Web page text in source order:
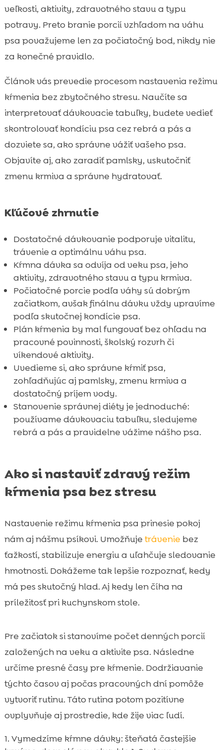
Kontrola hmotnosti: chudnutie a priberanie
bez extrémov
 Pamlsky, odmeny a tréning: koľko je ešte v
poriadku
hnačke a odmietaniu
Hydratácia a kŕmenie: koľko vody
potrebuje pes ku granulám

Doplnky výživy a starostlivosť, ktoré
podporujú výsledky kŕmenia
 Čas kŕmenia počas dňa: ráno, večer a režim
pri práci či škole
veľkosti, aktivity, zdravotného stavu a typu
potravy. Preto branie porcií vzhľadom na váhu
psa považujeme len za počiatočný bod, nikdy nie
za konečné pravidlo.
Článok vás prevedie procesom nastavenia režimu
kŕmenia bez zbytočného stresu. Naučíte sa
interpretovať dávkovacie tabuľky, budete vedieť
skontrolovať kondíciu psa cez rebrá a pás a
dozviete sa, ako správne vážiť vašeho psa.
Objavíte aj, ako zaradiť pamlsky, uskutočniť
zmenu krmiva a správne hydratovať.
Kľúčové zhrnutie
Dostatočné dávkovanie podporuje vitalitu,
trávenie a optimálnu váhu psa.
Kŕmna dávka sa odvíja od veku psa, jeho
aktivity, zdravotného stavu a typu krmiva.
Počiatočné porcie podľa váhy sú dobrým
začiatkom, avšak finálnu dávku vždy upravíme
podľa skutočnej kondície psa.
Plán kŕmenia by mal fungovať bez ohľadu na
pracovné povinnosti, školský rozvrh či
víkendové aktivity.
Uvedieme si, ako správne kŕmiť psa,
zohľadňujúc aj pamlsky, zmenu krmiva a
dostatočný príjem vody.
Stanovenie správnej diéty je jednoduché:
používame dávkovaciu tabuľku, sledujeme
rebrá a pás a pravidelne vážime nášho psa.
Ako si nastaviť zdravý režim
kŕmenia psa bez stresu
Nastavenie režimu kŕmenia psa prinesie pokoj
nám aj nášmu psíkovi. Umožňuje trávenie bez
ťažkostí, stabilizuje energiu a uľahčuje sledovanie
hmotnosti. Dokážeme tak lepšie rozpoznať, kedy
má pes skutočný hlad. Aj kedy len číha na
príležitosť pri kuchynskom stole.
Pre začiatok si stanovíme počet denných porcií
založených na veku a aktivite psa. Následne
určíme presné časy pre kŕmenie. Dodržiavanie
týchto časov aj počas pracovných dní pomôže
vytvoriť rutinu. Táto rutina potom pozitívne
ovplyvňuje aj prostredie, kde žije viac ľudí.
Vymedzíme kŕmne dávky: šteňatá častejšie